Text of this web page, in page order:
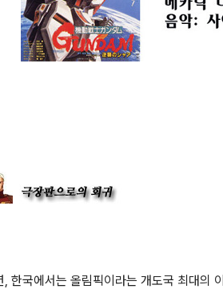
한국에서는 올림픽이라는 개도국 최대의